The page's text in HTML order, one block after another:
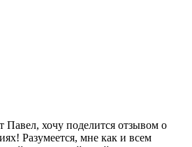
Павел, хочу поделится отзывом о
Разумеется, мне как и всем